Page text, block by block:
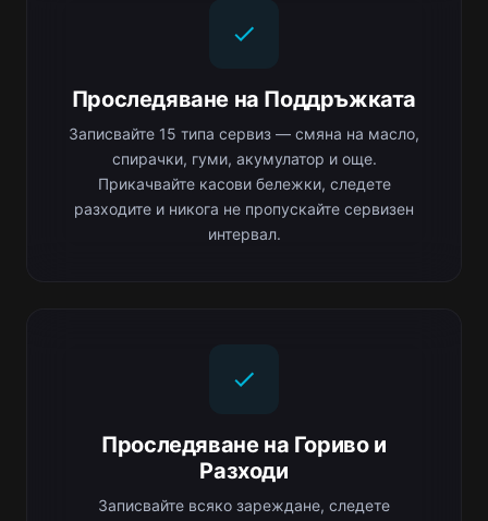
Проследяване на Поддръжката
Записвайте 15 типа сервиз — смяна на масло,
спирачки, гуми, акумулатор и още.
Прикачвайте касови бележки, следете
разходите и никога не пропускайте сервизен
интервал.
Проследяване на Гориво и
Разходи
Записвайте всяко зареждане, следете